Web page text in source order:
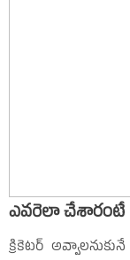
ఎవరెలా చేశారంటే
క్రికెటర్‌